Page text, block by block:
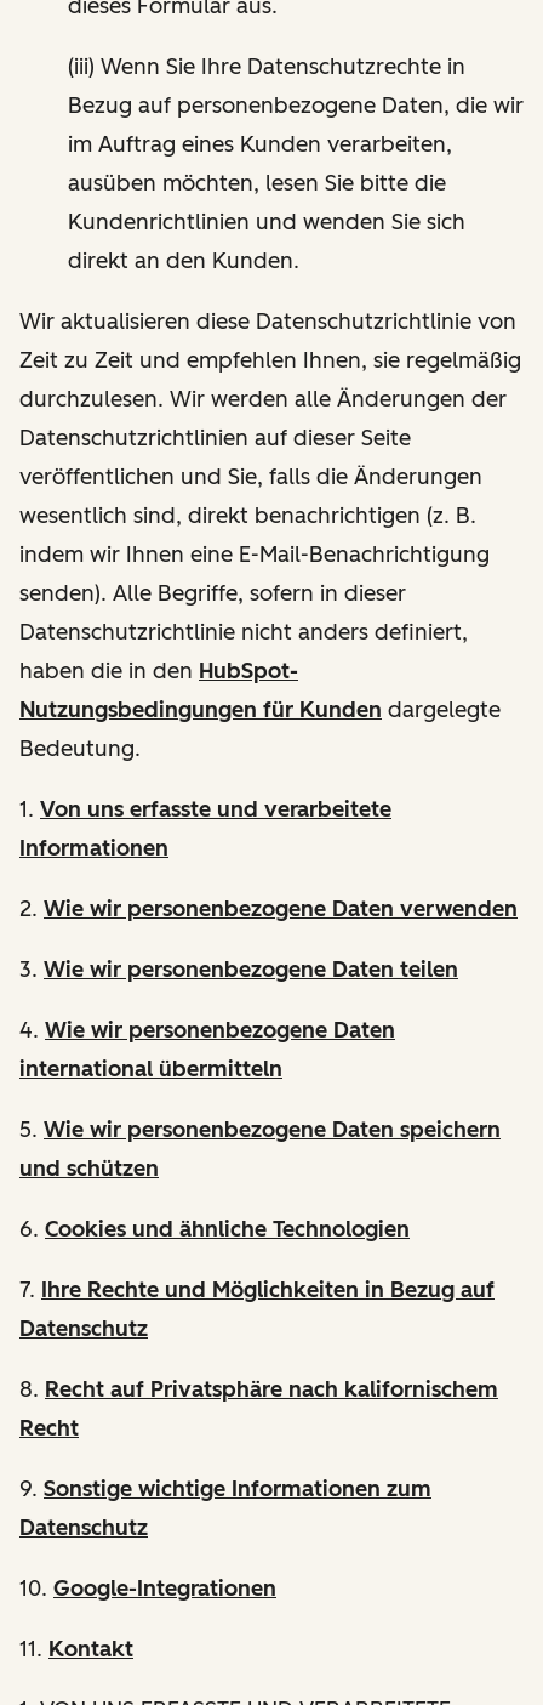
dieses Formular aus.
(iii) Wenn Sie Ihre Datenschutzrechte in
Bezug auf personenbezogene Daten, die wir
im Auftrag eines Kunden verarbeiten,
ausüben möchten, lesen Sie bitte die
Kundenrichtlinien und wenden Sie sich
direkt an den Kunden.
Wir aktualisieren diese Datenschutzrichtlinie von
Zeit zu Zeit und empfehlen Ihnen, sie regelmäßig
durchzulesen. Wir werden alle Änderungen der
Datenschutzrichtlinien auf dieser Seite
veröffentlichen und Sie, falls die Änderungen
wesentlich sind, direkt benachrichtigen (z. B.
indem wir Ihnen eine E-Mail-Benachrichtigung
senden). Alle Begriffe, sofern in dieser
Datenschutzrichtlinie nicht anders definiert,
haben die in den HubSpot-
Nutzungsbedingungen für Kunden dargelegte
Bedeutung.
1. Von uns erfasste und verarbeitete
Informationen
2. Wie wir personenbezogene Daten verwenden
3. Wie wir personenbezogene Daten teilen
4. Wie wir personenbezogene Daten
international übermitteln
5. Wie wir personenbezogene Daten speichern
und schützen
6. Cookies und ähnliche Technologien
7. Ihre Rechte und Möglichkeiten in Bezug auf
Datenschutz
8. Recht auf Privatsphäre nach kalifornischem
Recht
9. Sonstige wichtige Informationen zum
Datenschutz
10. Google-Integrationen
11. Kontakt